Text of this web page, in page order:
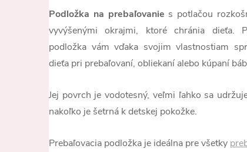
Podložka na prebaľovanie s potlačou
vyvýšenými okrajmi, ktoré chránia dieťa.
podložka vám vďaka svojim vlastnostiam
dieťa pri prebaľovaní, obliekaní alebo kúpaní
Jej povrch je vodotesný, veľmi ľahko sa
nakoľko je šetrná k detskej pokožke.
Prebaľovacia podložka je ideálna pre všetky